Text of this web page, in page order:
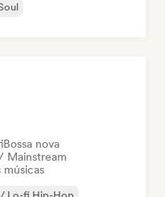
Bossa nova
Mainstream
músicas